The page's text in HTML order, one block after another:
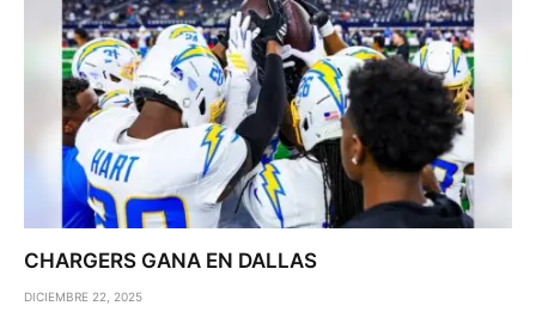
CHARGERS GANA EN DALLAS
DICIEMBRE 22, 2025